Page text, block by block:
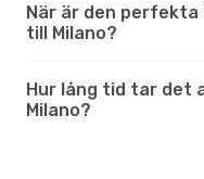
När är den
till Milano?
Hur lång tid tar det
Milano?